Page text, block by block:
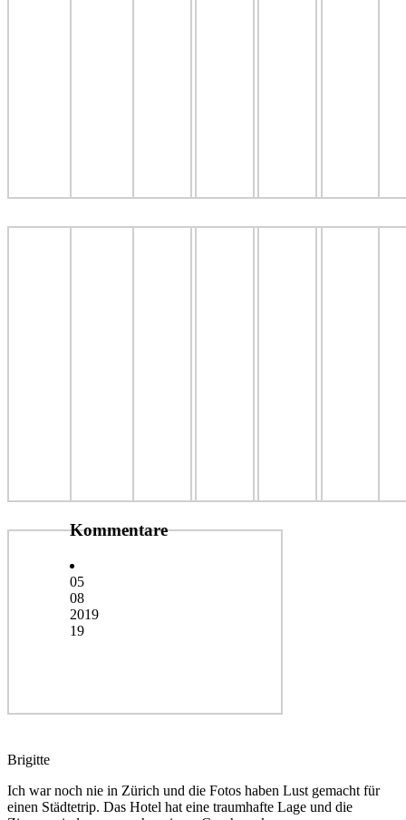
Kommentare
05
08
2019
19
Brigitte
Ich war noch nie in Zürich und die Fotos haben Lust gemacht für
einen Städtetrip. Das Hotel hat eine traumhafte Lage und die